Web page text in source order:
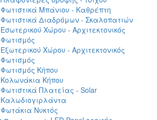
Φωτιστικά Μπάνιου - Καθρέπτη
Φωτιστικά Διαδρόμων - Σκαλοπατιών
Εσωτερικού Χώρου - Αρχιτεκτονικός
Φωτισμός
Εξωτερικού Χώρου - Αρχιτεκτονικός
Φωτισμός
Φωτισμός Κήπου
Κολωνάκια Κήπου
Φωτιστικά Πλατείας - Solar
Καλωδιογιρλάντα
Φωτάκια Νυκτός